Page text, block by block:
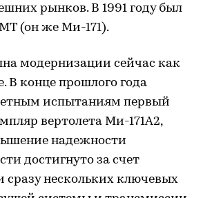
рынков. В 1991 году был
(он же Ми-171).
модернизации сейчас как
В конце прошлого года
испытаниям первый
вертолета Ми-171А2,
надежности
достигнуто за счет
сразу нескольких ключевых